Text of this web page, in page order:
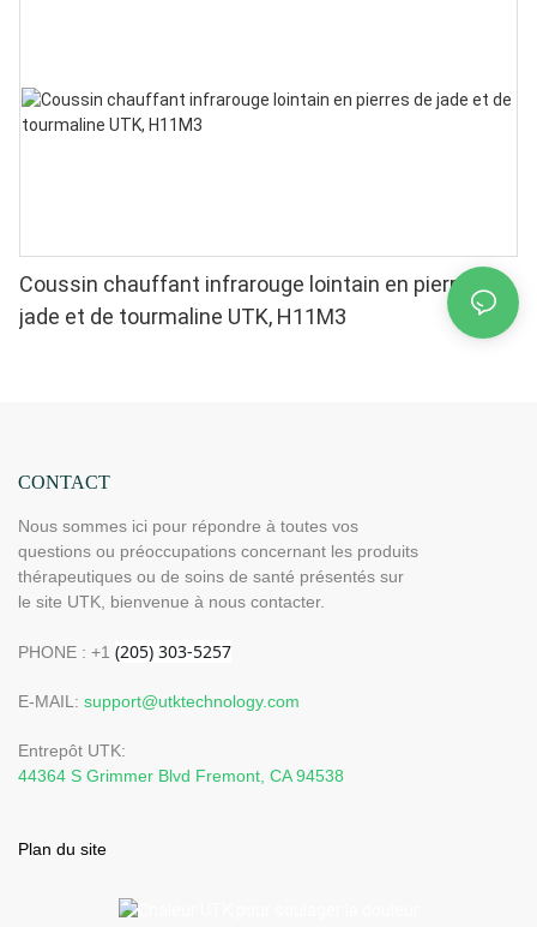
Coussin chauffant infrarouge lointain en pierres de
jade et de tourmaline UTK, H11M3
CONTACT
Nous sommes ici pour répondre à toutes vos
questions ou préoccupations concernant les produits
thérapeutiques ou de soins de santé présentés sur
le site UTK, bienvenue à nous contacter.
PHONE : +1
E-MAIL: support@utktechnology.com
Entrepôt UTK:
44364 S Grimmer Blvd Fremont, CA 94538
Plan du site